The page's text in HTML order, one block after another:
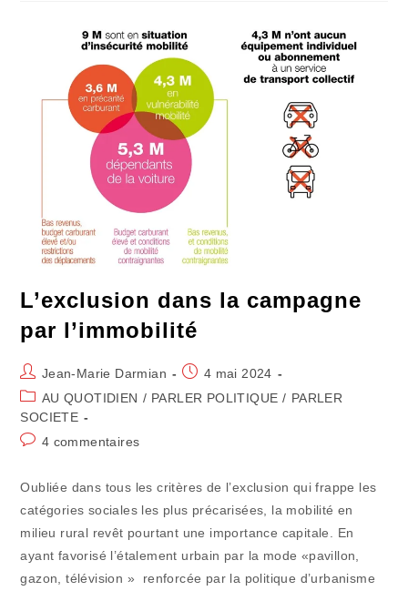
L’exclusion dans la campagne
par l’immobilité
Auteur/autrice
de
la
Jean-Marie Darmian
Publication
publiée :
4 mai 2024
Post
category:
AU QUOTIDIEN / PARLER POLITIQUE / PARLER
SOCIETE
Commentaires
4 commentaires
Oubliée dans tous les critères de l’exclusion qui frappe les
catégories sociales les plus précarisées, la mobilité en
milieu rural revêt pourtant une importance capitale. En
ayant favorisé l’étalement urbain par la mode «pavillon,
gazon, télévision » renforcée par la politique d’urbanisme